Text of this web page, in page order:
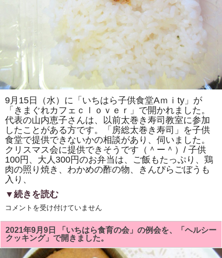
す。
は
9月15日（水）に「いちはら子供食堂Aｍｉty」が
「きまぐれカフェｃｌｏｖｅｒ」で開かれました。
代表の山内恵子さんは、以前太巻き寿司教室に参加
したことがある方です。「房総太巻き寿司」を子供
食堂で提供できないかの相談があり、伺いました。
クリスマス会に提供できそうです（＾ー＾）/ 子供
100円、大人300円のお弁当は、ご飯もたっぷり、鶏
肉の照り焼き、わかめの酢の物、きんぴらごぼうも
入り、
▼続きを読む
市
市
こ
ど
も
食
コメントを受け付けていません
2021年9月9日 「いちはら食育の会」の例会を、「ヘルシー
クッキング」で開きました。